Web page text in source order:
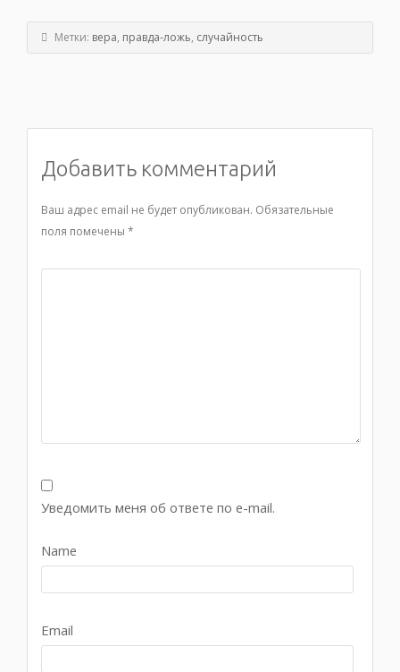
Метки: вера, правда-ложь, случайность
Добавить комментарий
Ваш адрес email не будет опубликован. Обязательные
поля помечены *
Уведомить меня об ответе по e-mail.
Name
Email